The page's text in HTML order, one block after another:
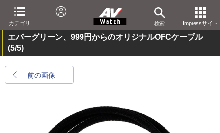
カテゴリ 検索 Impressサイト
エバーグリーン、999円からのオリジナルOFCケーブル
(5/5)
前の画像